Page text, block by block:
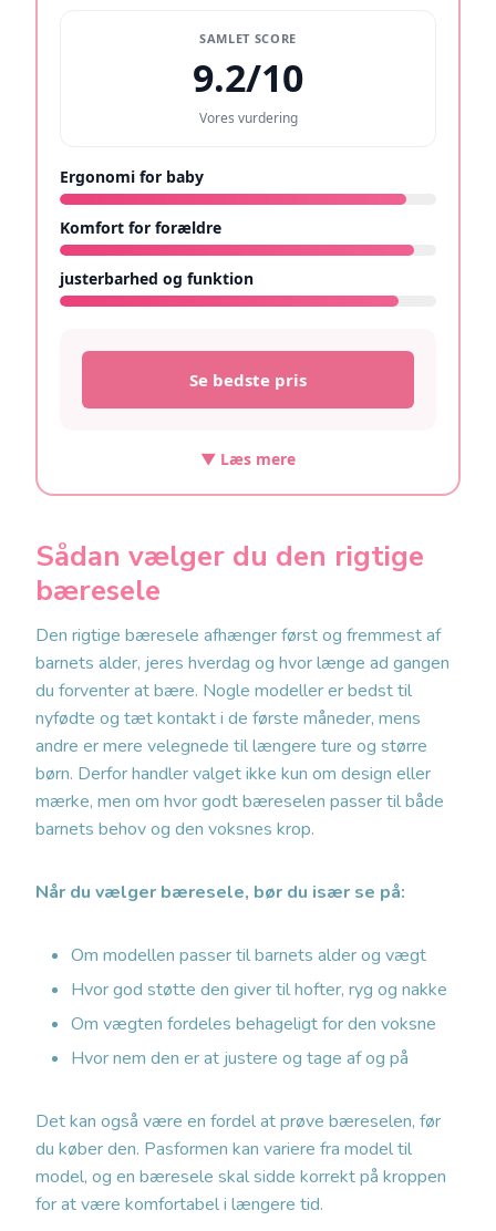
SAMLET SCORE
9.2/10
Vores vurdering
Ergonomi for baby
Komfort for forældre
justerbarhed og funktion
Se bedste pris
▼ Læs mere
Sådan vælger du den rigtige
bæresele
Den rigtige bæresele afhænger først og fremmest af
barnets alder, jeres hverdag og hvor længe ad gangen
du forventer at bære. Nogle modeller er bedst til
nyfødte og tæt kontakt i de første måneder, mens
andre er mere velegnede til længere ture og større
børn. Derfor handler valget ikke kun om design eller
mærke, men om hvor godt bæreselen passer til både
barnets behov og den voksnes krop.
Når du vælger bæresele, bør du især se på:
Om modellen passer til barnets alder og vægt
Hvor god støtte den giver til hofter, ryg og nakke
Om vægten fordeles behageligt for den voksne
Hvor nem den er at justere og tage af og på
Det kan også være en fordel at prøve bæreselen, før
du køber den. Pasformen kan variere fra model til
model, og en bæresele skal sidde korrekt på kroppen
for at være komfortabel i længere tid.